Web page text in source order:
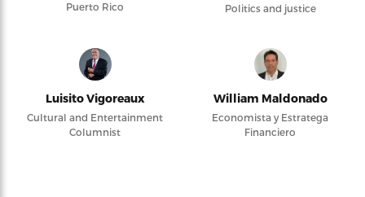
Puerto Rico
Politics and justice
Luisito Vigoreaux
Cultural and Entertainment
Columnist
William Maldonado
Economista y Estratega
Financiero